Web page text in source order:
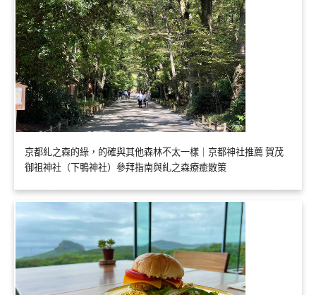
京都糺之森的綠，的確與其他森林不太一樣｜京都神社推薦 賀茂
御祖神社（下鴨神社）參拜指南與糺之森療癒散策